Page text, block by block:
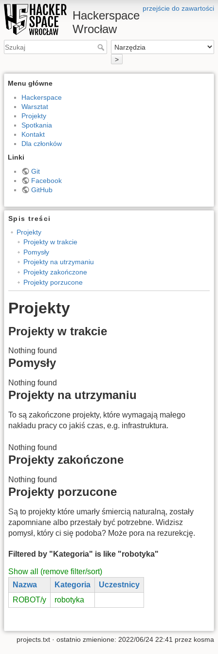
przejście do zawartości
Hackerspace
Wrocław
>
Menu główne
Hackerspace
Warsztat
Projekty
Spotkania
Kontakt
Dla członków
Linki
Git
Facebook
GitHub
Spis treści
Projekty
Projekty w trakcie
Pomysły
Projekty na utrzymaniu
Projekty zakończone
Projekty porzucone
Projekty
Projekty w trakcie
Nothing found
Pomysły
Nothing found
Projekty na utrzymaniu
To są zakończone projekty, które wymagają małego
nakładu pracy co jakiś czas, e.g. infrastruktura.
Nothing found
Projekty zakończone
Nothing found
Projekty porzucone
Są to projekty które umarły śmiercią naturalną, zostały
zapomniane albo przestały być potrzebne. Widzisz
pomysł, który ci się podoba? Może pora na rezurekcję.
Filtered by "Kategoria" is like "robotyka"
Show all (remove filter/sort)
Nazwa
Kategoria
Uczestnicy
ROBOT/y
robotyka
projects.txt · ostatnio zmienione: 2022/06/24 22:41 przez kosma